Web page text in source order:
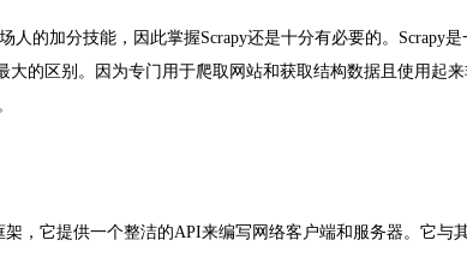
人的加分技能，因此掌握Scrapy还是十分有必要的。 Scrapy是
大的区别。因为专门用于爬取网站和获取结构数据且使用起来
架，它提供一个整洁的API来编写网络客户端和服务器。它与